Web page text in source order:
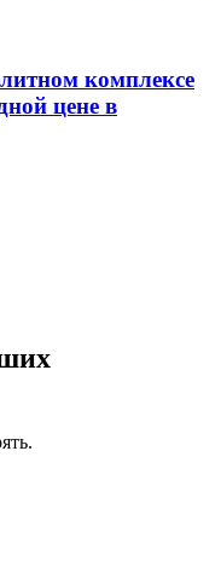
комплексе
цене в